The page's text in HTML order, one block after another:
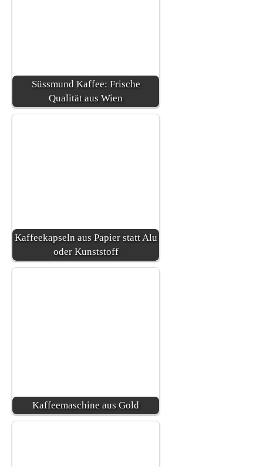
Süssmund Kaffee: Frische
Qualität aus Wien
Kaffeekapseln aus Papier statt Alu
oder Kunststoff
Kaffeemaschine aus Gold